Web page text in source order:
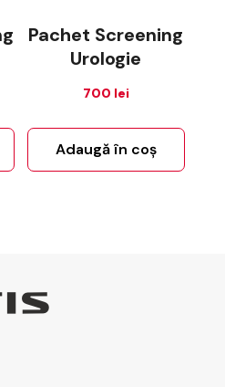
Pachet Screening
Urologie
700 lei
Adaugă în coș